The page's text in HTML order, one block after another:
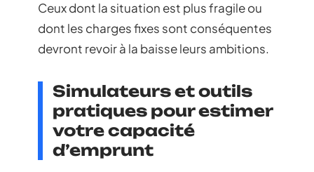
Ceux dont la situation est plus fragile ou
dont les charges fixes sont conséquentes
devront revoir à la baisse leurs ambitions.
Simulateurs et outils
pratiques pour estimer
votre capacité
d’emprunt